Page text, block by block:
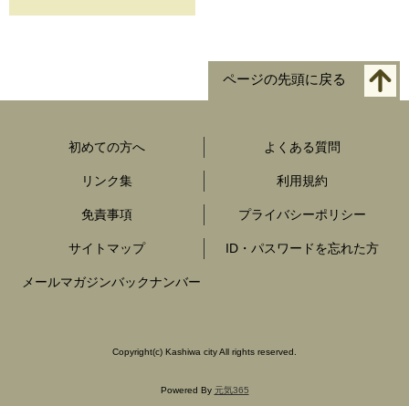
ページの先頭に戻る
初めての方へ よくある質問
リンク集 利用規約
免責事項 プライバシーポリシー
サイトマップ ID・パスワードを忘れた方
メールマガジンバックナンバー
Copyright(c) Kashiwa city All rights reserved.
Powered By 元気365